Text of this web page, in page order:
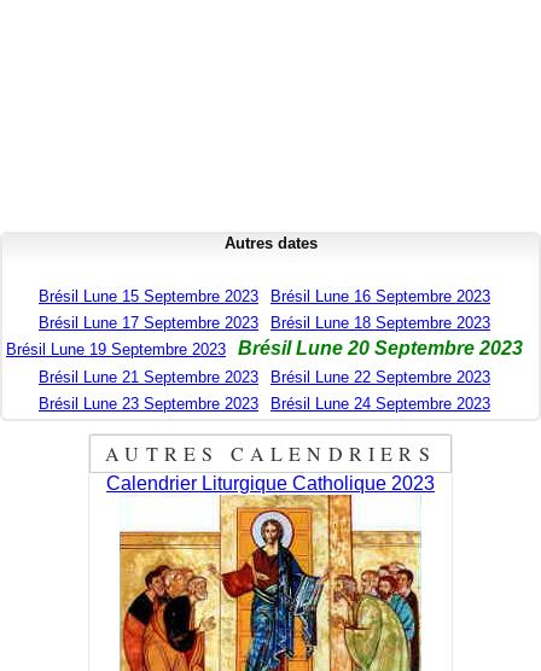
Autres dates
Brésil Lune 15 Septembre 2023
Brésil Lune 16 Septembre 2023
Brésil Lune 17 Septembre 2023
Brésil Lune 18 Septembre 2023
Brésil Lune 19 Septembre 2023
Brésil Lune 20 Septembre 2023
Brésil Lune 21 Septembre 2023
Brésil Lune 22 Septembre 2023
Brésil Lune 23 Septembre 2023
Brésil Lune 24 Septembre 2023
AUTRES CALENDRIERS
Calendrier Liturgique Catholique 2023